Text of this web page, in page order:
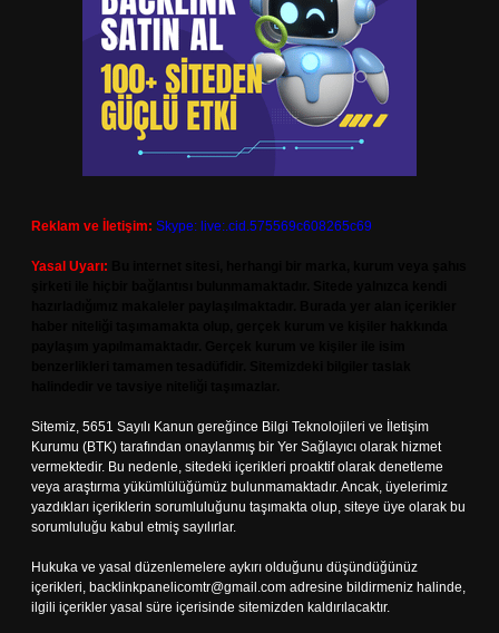
Reklam ve İletişim: Skype: live:.cid.575569c608265c69
Yasal Uyarı:
Sitemiz, 5651 Sayılı Kanun gereğince Bilgi Teknolojileri ve İletişim
Kurumu (BTK) tarafından onaylanmış bir Yer Sağlayıcı olarak hizmet
vermektedir. Bu nedenle, sitedeki içerikleri proaktif olarak denetleme
veya araştırma yükümlülüğümüz bulunmamaktadır. Ancak, üyelerimiz
yazdıkları içeriklerin sorumluluğunu taşımakta olup, siteye üye olarak bu
sorumluluğu kabul etmiş sayılırlar.
Hukuka ve yasal düzenlemelere aykırı olduğunu düşündüğünüz
içerikleri, backlinkpanelicomtr@gmail.com adresine bildirmeniz halinde,
ilgili içerikler yasal süre içerisinde sitemizden kaldırılacaktır.